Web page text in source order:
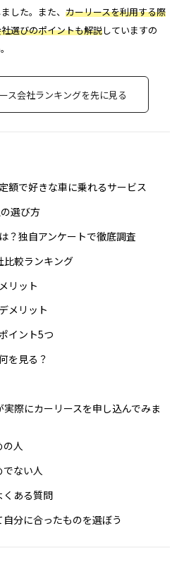
した。また、 カーリースを利用する際
選びのポイントも解説していますの
ス会社ランキングを先に見る
額で好きな車に乗れるサービス
選び方
？独自アンケートで徹底調査
比較ランキング
リット
メリット
イント5つ
を見る？
実際にカーリースを申し込んでみま
の人
でない人
くある質問
分に合ったものを選ぼう
パーソナルトレーニング
ペア ビヨンドジム
ン売却
メンズ脱毛
車買取
すめ
査定おすすめ 大阪
婚活アプリ